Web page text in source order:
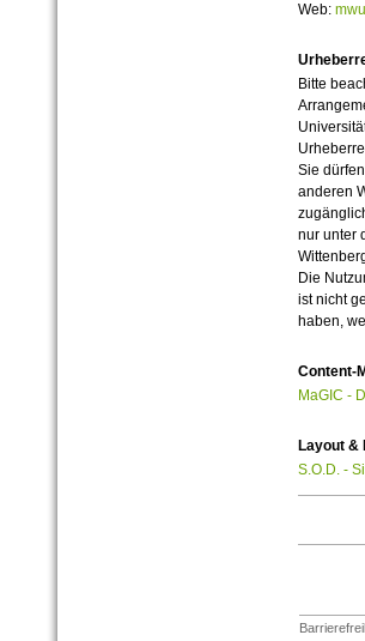
Web:
Bitte
Sie
anderen
nur unter
Die
ist nicht
haben,
Content-
MaGIC -
Layout &
S.O.D. -